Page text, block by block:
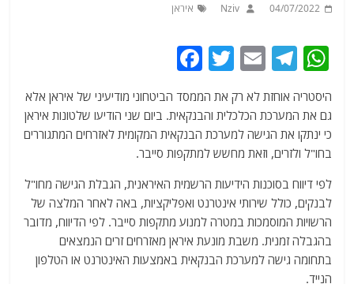
04/07/2022
Nziv איראן
W
at
s
A
p
p
T
el
e
g
ra
m
E
ai
l
T
itt
er
c
e
b
o
o
k
היסטריה אוחזת לא רק את הממסד הביטחוני מודיעיני של איראן אלא
גם את המערכת הכלכלית והבנקאית. ביום שני הודיעו שלטונות איראן
כי ינתקו את הגישה למערכת הבנקאית המקומית לאזרחים המתגוררים
בחו"ל ולזרים, וזאת מחשש למתקפות סייבר.
לפי דיווח בסוכנות הידיעות הרשמית האיראנית, הגבלת הגישה מחו"ל
לבנקים, כולל שירותי אינטרנט ואפליקציות, באה לאחר המלצה של
הרשויות המוסמכות במטרה למנוע מתקפות סייבר. לפי הדיווח, מדובר
בהגבלה זמנית. משבת מונעת איראן מאזרחים זרים הנמצאים
בתחומה גישה למערכת הבנקאית באמצעות האינטרנט או הטלפון
הנייד.